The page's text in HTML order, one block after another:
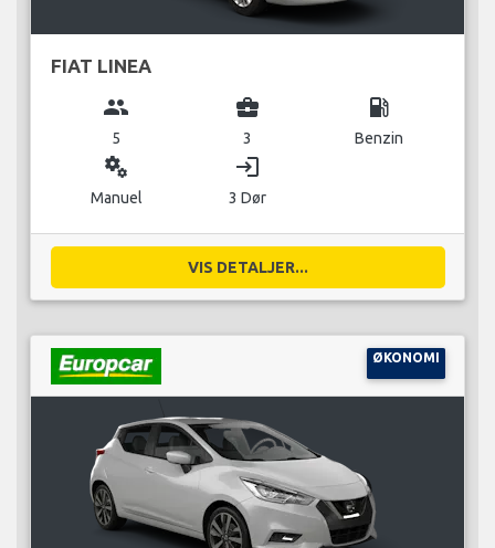
FIAT LINEA
group
5
business_center
3
local_gas_station
Benzin
miscellaneous_services
Manuel
login
3 Dør
VIS DETALJER...
ØKONOMI